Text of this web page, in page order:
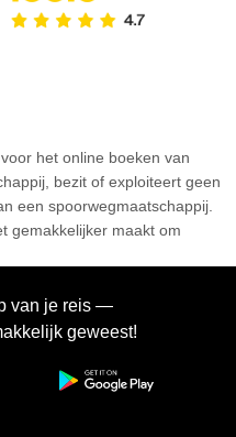
het online boeken van
bezit of exploiteert geen
een spoorwegmaatschappij.
gemakkelijker maakt om
van je reis —
geweest!